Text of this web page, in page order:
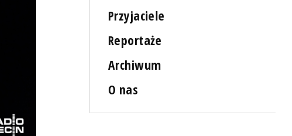
Przyjaciele
Reportaże
Archiwum
O nas